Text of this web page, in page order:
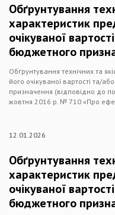
Обґрунтування
характеристик
очікуваної
бюджетного
Обґрунтування технічних та
його очікуваної вартості та/
призначення (відповідно до
жовтня 2016 р. № 710 «Про
12.01.2026
Обґрунтування
характеристик
очікуваної
бюджетного